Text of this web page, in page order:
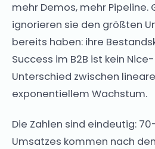
mehr Demos, mehr Pipeline.
ignorieren sie den größten
bereits haben: ihre
Success im B2B ist kein
Unterschied zwischen
exponentiellem Wachstum.
Die Zahlen sind eindeutig:
Umsatzes kommen nach